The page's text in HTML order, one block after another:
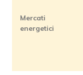
Mercati
energetici